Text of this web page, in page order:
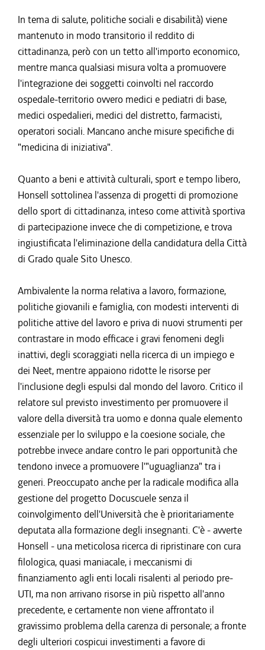
In tema di salute, politiche sociali e disabilità) viene
mantenuto in modo transitorio il reddito di
cittadinanza, però con un tetto all'importo economico,
mentre manca qualsiasi misura volta a promuovere
l'integrazione dei soggetti coinvolti nel raccordo
ospedale-territorio ovvero medici e pediatri di base,
medici ospedalieri, medici del distretto, farmacisti,
operatori sociali. Mancano anche misure specifiche di
"medicina di iniziativa".
Quanto a beni e attività culturali, sport e tempo libero,
Honsell sottolinea l'assenza di progetti di promozione
dello sport di cittadinanza, inteso come attività sportiva
di partecipazione invece che di competizione, e trova
ingiustificata l'eliminazione della candidatura della Città
di Grado quale Sito Unesco.
Ambivalente la norma relativa a lavoro, formazione,
politiche giovanili e famiglia, con modesti interventi di
politiche attive del lavoro e priva di nuovi strumenti per
contrastare in modo efficace i gravi fenomeni degli
inattivi, degli scoraggiati nella ricerca di un impiego e
dei Neet, mentre appaiono ridotte le risorse per
l'inclusione degli espulsi dal mondo del lavoro. Critico il
relatore sul previsto investimento per promuovere il
valore della diversità tra uomo e donna quale elemento
essenziale per lo sviluppo e la coesione sociale, che
potrebbe invece andare contro le pari opportunità che
tendono invece a promuovere l'"uguaglianza" tra i
generi. Preoccupato anche per la radicale modifica alla
gestione del progetto Docuscuele senza il
coinvolgimento dell'Università che è prioritariamente
deputata alla formazione degli insegnanti. C'è - avverte
Honsell - una meticolosa ricerca di ripristinare con cura
filologica, quasi maniacale, i meccanismi di
finanziamento agli enti locali risalenti al periodo pre-
UTI, ma non arrivano risorse in più rispetto all'anno
precedente, e certamente non viene affrontato il
gravissimo problema della carenza di personale; a fronte
degli ulteriori cospicui investimenti a favore di